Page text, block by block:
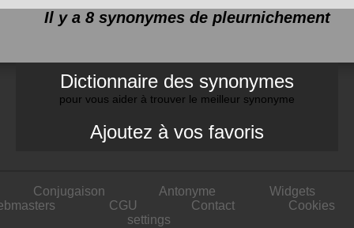
Il y a 8 synonymes de pleurnichement
Dictionnaire des synonymes
pour vous aider à trouver le meilleur synonyme
Ajoutez à vos favoris
Conjugaison Antonyme
Widgets
CGU Contact
Cookies
settings